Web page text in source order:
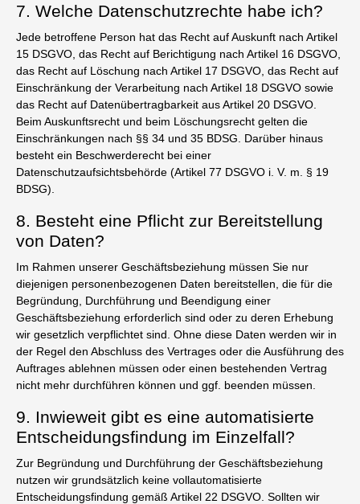
7. Welche Datenschutzrechte habe ich?
Jede betroffene Person hat das Recht auf Auskunft nach Artikel
15 DSGVO, das Recht auf Berichtigung nach Artikel 16 DSGVO,
das Recht auf Löschung nach Artikel 17 DSGVO, das Recht auf
Einschränkung der Verarbeitung nach Artikel 18 DSGVO sowie
das Recht auf Datenübertragbarkeit aus Artikel 20 DSGVO.
Beim Auskunftsrecht und beim Löschungsrecht gelten die
Einschränkungen nach §§ 34 und 35 BDSG. Darüber hinaus
besteht ein Beschwerderecht bei einer
Datenschutzaufsichtsbehörde (Artikel 77 DSGVO i. V. m. § 19
BDSG).
8. Besteht eine Pflicht zur Bereitstellung
von Daten?
Im Rahmen unserer Geschäftsbeziehung müssen Sie nur
diejenigen personenbezogenen Daten bereitstellen, die für die
Begründung, Durchführung und Beendigung einer
Geschäftsbeziehung erforderlich sind oder zu deren Erhebung
wir gesetzlich verpflichtet sind. Ohne diese Daten werden wir in
der Regel den Abschluss des Vertrages oder die Ausführung des
Auftrages ablehnen müssen oder einen bestehenden Vertrag
nicht mehr durchführen können und ggf. beenden müssen.
9. Inwieweit gibt es eine automatisierte
Entscheidungsfindung im Einzelfall?
Zur Begründung und Durchführung der Geschäftsbeziehung
nutzen wir grundsätzlich keine vollautomatisierte
Entscheidungsfindung gemäß Artikel 22 DSGVO. Sollten wir